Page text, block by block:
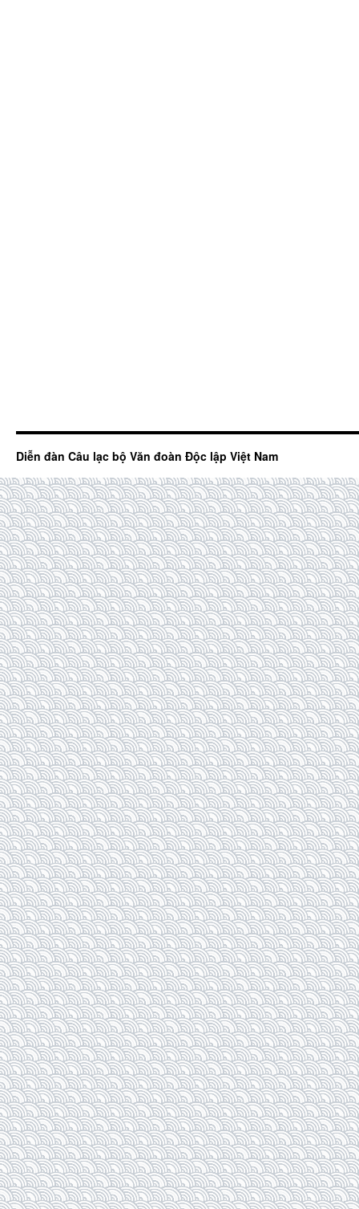
Diễn đàn Câu lạc bộ Văn đoàn Độc lập Việt Nam